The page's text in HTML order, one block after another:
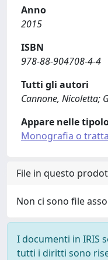
Anno
2015
ISBN
978-88-904708-4-4
Tutti gli autori
Cannone, Nicoletta;
Appare nelle
Monografia o
File in questo
Non ci sono file
I documenti in IRIS
tutti i diritti sono